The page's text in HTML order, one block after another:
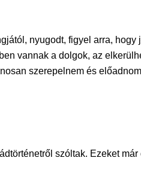
nyugodt, figyel arra,
vannak a dolgok, az
szerepelnem és
szóltak. Ezeket